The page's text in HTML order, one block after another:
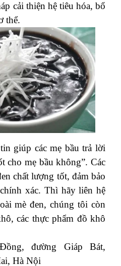
cải thiện hệ tiêu hóa, bổ
thể.
giúp các mẹ bầu trả lời
cho mẹ bầu không”. Các
chất lượng tốt, đảm bảo
xác. Thì hãy liên hệ
mè đen, chúng tôi còn
các thực phẩm đồ khô
đường Giáp Bát,
Hà Nội